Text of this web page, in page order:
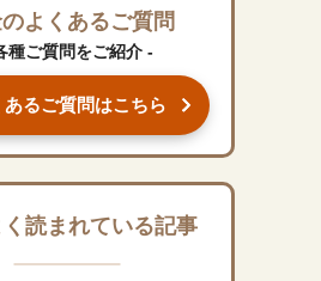
事
よくあるご質問
種ご質問をご紹介 -
あるご質問はこちら
く読まれている記事